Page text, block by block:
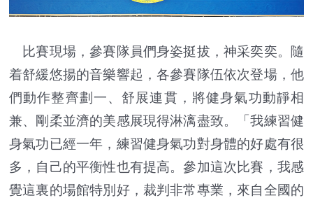
比賽現場，參賽隊員們身姿挺拔，神采奕奕。隨
着舒緩悠揚的音樂響起，各參賽隊伍依次登場，他
們動作整齊劃一、舒展連貫，將健身氣功動靜相
兼、剛柔並濟的美感展現得淋漓盡致。「我練習健
身氣功已經一年，練習健身氣功對身體的好處有很
多，自己的平衡性也有提高。參加這次比賽，我感
覺這裏的場館特別好，裁判非常專業，來自全國的